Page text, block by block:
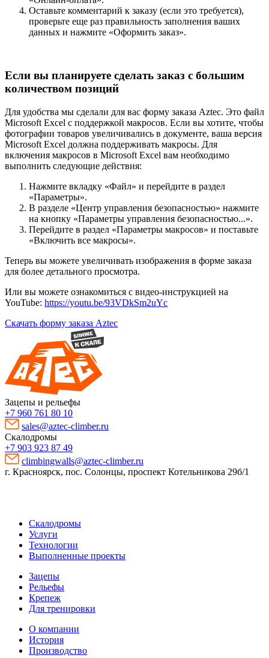
Оставьте комментарий к заказу (если это требуется),
проверьте еще раз правильность заполнения ваших
данных и нажмите «Оформить заказ».
Если вы планируете сделать заказ с большим
количеством позиций
Для удобства мы сделали для вас форму заказа Aztec. Это файл
Microsoft Excel с поддержкой макросов. Если вы хотите, чтобы
фотографии товаров увеличивались в документе, ваша версия
Microsoft Excel должна поддерживать макросы. Для
включения макросов в Microsoft Excel вам необходимо
выполнить следующие действия:
Нажмите вкладку «Файл» и перейдите в раздел
«Параметры».
В разделе «Центр управления безопасностью» нажмите
на кнопку «Параметры управления безопасностью...».
Перейдите в раздел «Параметры макросов» и поставьте
«Включить все макросы».
Теперь вы можете увеличивать изображения в форме заказа
для более детального просмотра.
Или вы можете ознакомиться с видео-инструкцией на
YouTube: https://youtu.be/93VDkSm2uYc
Скачать форму заказа Aztec
Зацепы и рельефы
+7 960 761 80 10
sales@aztec-climber.ru
Скалодромы
+7 903 923 87 49
climbingwalls@aztec-climber.ru
г. Красноярск, пос. Солонцы, проспект Котельникова 29б/1
Скалодромы
Услуги
Технологии
Выполненные проекты
Зацепы
Рельефы
Крепеж
Для тренировки
О компании
История
Производство